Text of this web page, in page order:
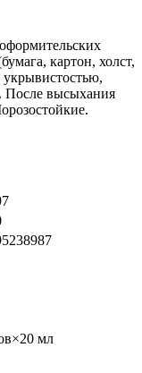
картон, холст,
укрывистостью,
После высыхания
мл